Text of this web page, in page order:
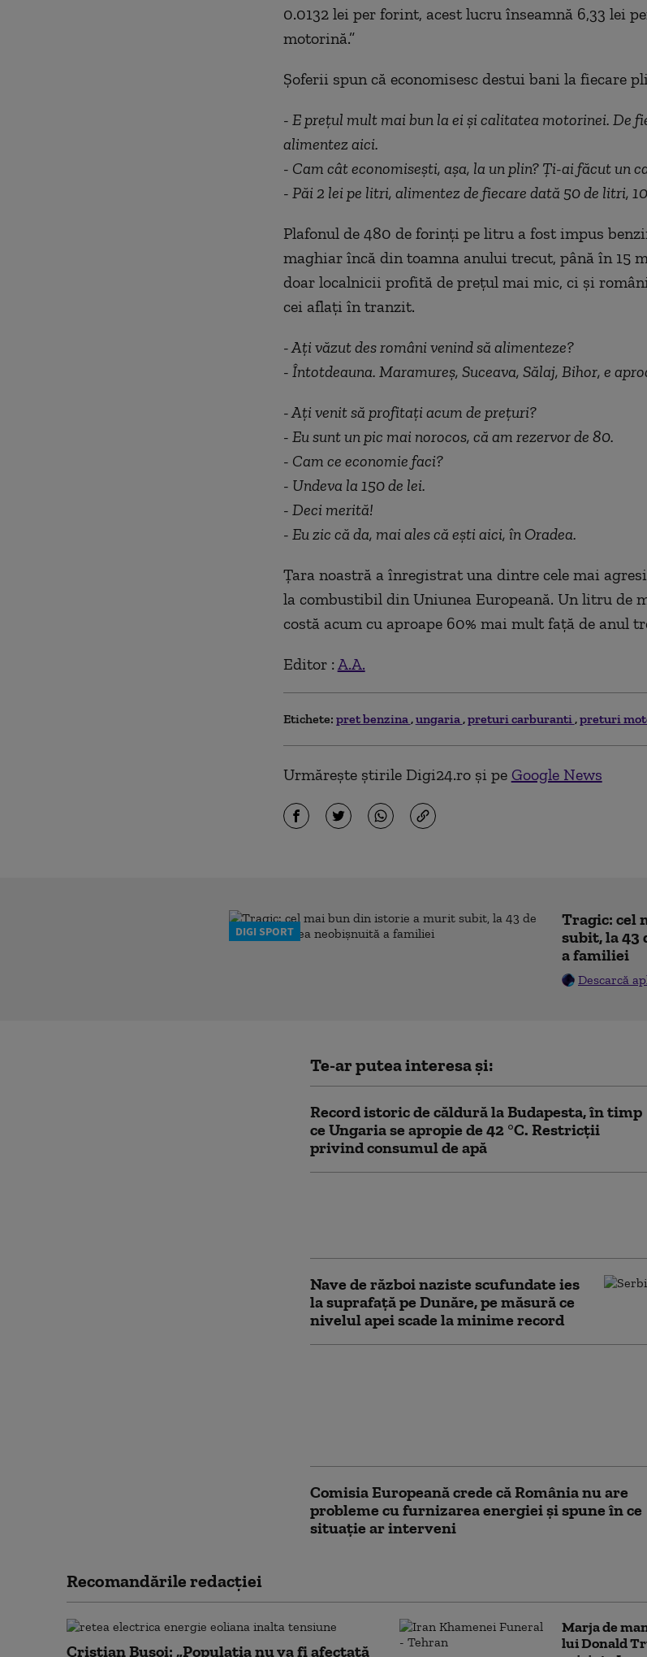
0.0132 lei per forint, acest lucru înseamnă 6,33 lei
motorină.”
Șoferii spun că economisesc destui bani la fiecare
- E prețul mult mai bun la ei și calitatea motorinei. De
alimentez aici.
- Cam cât economisești, așa, la un plin? Ți-ai făcut un
- Păi 2 lei pe litri, alimentez de fiecare dată 50 de litri,
Plafonul de 480 de forinți pe litru a fost impus
maghiar încă din toamna anului trecut, până în 15
doar localnicii profită de prețul mai mic, ci și
cei aflați în tranzit.
- Ați văzut des români venind să alimenteze?
- Întotdeauna. Maramureș, Suceava, Sălaj, Bihor, e
- Ați venit să profitați acum de prețuri?
- Eu sunt un pic mai norocos, că am rezervor de 80.
- Cam ce economie faci?
- Undeva la 150 de lei.
- Deci merită!
- Eu zic că da, mai ales că ești aici, în Oradea.
Țara noastră a înregistrat una dintre cele mai
la combustibil din Uniunea Europeană. Un litru de
costă acum cu aproape 60% mai mult față de anul
Editor : A.A.
Etichete: pret benzina ungaria preturi carburanti preturi
Urmărește știrile Digi24.ro și pe Google News
DIGI SPORT
Tragic: cel
subit, la 43
a familiei
Descarcă
Te-ar putea interesa și:
Record istoric de căldură la Budapesta, în timp
ce Ungaria se apropie de 42 °C. Restricții
privind consumul de apă
Nave de război naziste scufundate ies
la suprafață pe Dunăre, pe măsură ce
nivelul apei scade la minime record
Comisia Europeană crede că România nu are
probleme cu furnizarea energiei și spune în ce
situație ar interveni
Recomandările redacţiei
Cristian Bușoi: „Populația nu va fi afectată
Marja de
lui Donald